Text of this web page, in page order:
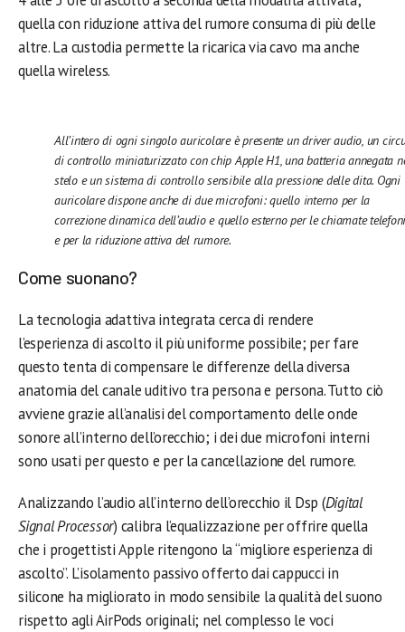
quella con riduzione attiva del rumore consuma di più delle
altre. La custodia permette la ricarica via cavo ma anche
quella wireless.
All’intero di ogni singolo auricolare è presente un driver audio, un
di controllo miniaturizzato con chip Apple H1, una batteria annegata
stelo e un sistema di controllo sensibile alla pressione delle dita. Ogni
auricolare dispone anche di due microfoni: quello interno per la
correzione dinamica dell’audio e quello esterno per le chiamate
e per la riduzione attiva del rumore.
Come suonano?
La tecnologia adattiva integrata cerca di rendere
l’esperienza di ascolto il più uniforme possibile; per fare
questo tenta di compensare le differenze della diversa
anatomia del canale uditivo tra persona e persona. Tutto ciò
avviene grazie all’analisi del comportamento delle onde
sonore all’interno dell’orecchio; i dei due microfoni interni
sono usati per questo e per la cancellazione del rumore.
Analizzando l’audio all’interno dell’orecchio il Dsp (Digital
Signal Processor) calibra l’equalizzazione per offrire quella
che i progettisti Apple ritengono la “migliore esperienza di
ascolto”. L’isolamento passivo offerto dai cappucci in
silicone ha migliorato in modo sensibile la qualità del suono
rispetto agli AirPods originali; nel complesso le voci